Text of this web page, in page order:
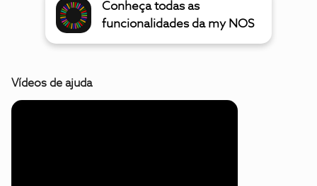
Conheça todas as
funcionalidades da my NOS
Vídeos de ajuda